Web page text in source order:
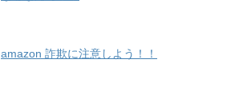
amazon 詐欺に注意しよう！！